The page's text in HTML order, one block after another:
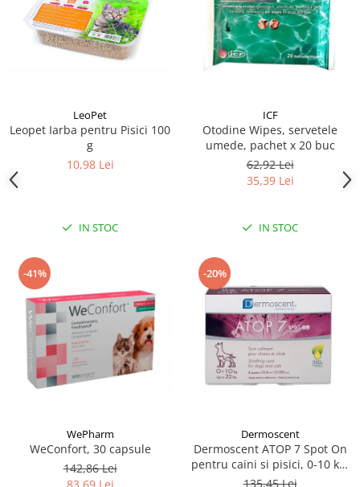
LeoPet
Leopet Iarba pentru Pisici 100
g
10,98 Lei
IN STOC
ICF
Otodine Wipes, servetele
umede, pachet x 20 buc
62,92 Lei
35,39 Lei
IN STOC
-41%
WePharm
WeConfort, 30 capsule
142,86 Lei
-20%
Dermoscent
Dermoscent ATOP 7 Spot On
pentru caini si pisici, 0-10 kg,
4 pipete
135,45 Lei